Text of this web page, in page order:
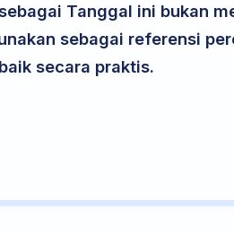
Tanggal ini bukan
sebagai referensi
secara praktis.